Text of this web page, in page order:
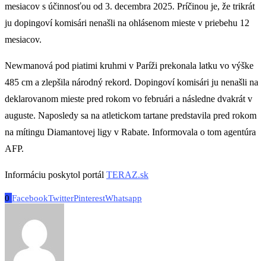
mesiacov s účinnosťou od 3. decembra 2025. Príčinou je, že trikrát
ju dopingoví komisári nenašli na ohlásenom mieste v priebehu 12
mesiacov.
Newmanová pod piatimi kruhmi v Paríži prekonala latku vo výške
485 cm a zlepšila národný rekord. Dopingoví komisári ju nenašli na
deklarovanom mieste pred rokom vo februári a následne dvakrát v
auguste. Naposledy sa na atletickom tartane predstavila pred rokom
na mítingu Diamantovej ligy v Rabate. Informovala o tom agentúra
AFP.
Informáciu poskytol portál TERAZ.sk
0 FacebookTwitterPinterestWhatsapp